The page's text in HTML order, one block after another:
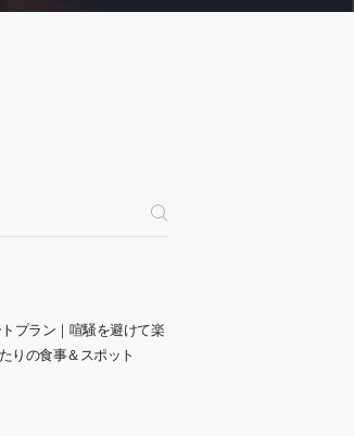
プラン｜喧騒を避けて楽
りの食事＆スポット